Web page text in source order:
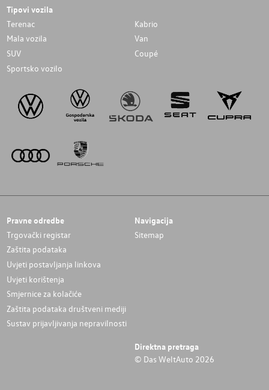
Tipovi vozila
Terenac
Kabrio
Mala vozila
Van
SUV
Coupé
Sportsko vozilo
Pravne odredbe
Trgovački registar
Zaštita podataka
Uvjeti postavljanja linkova
Uvjeti korištenja
Smjernice za kolačiće
Zaštita podataka društveni mediji
Sustav prijavljivanja nepravilnosti
Navigacija
Sitemap
Direktna pretraga
© Das WeltAuto 2026